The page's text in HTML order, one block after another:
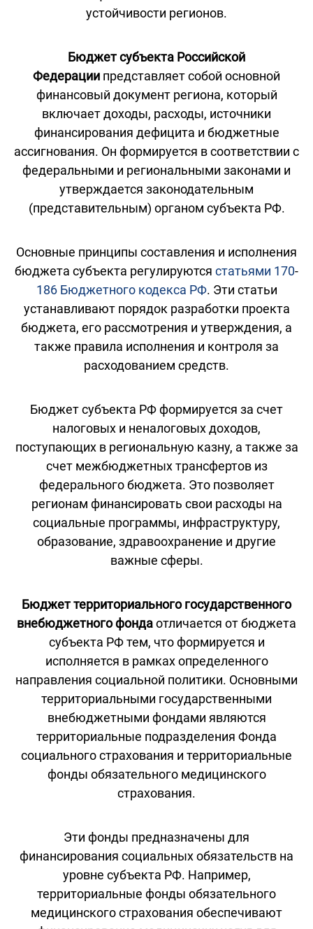
устойчивости регионов.
Бюджет субъекта Российской
Федерации представляет собой основной
финансовый документ региона, который
включает доходы, расходы, источники
финансирования дефицита и бюджетные
ассигнования. Он формируется в соответствии с
федеральными и региональными законами и
утверждается законодательным
(представительным) органом субъекта РФ.
Основные принципы составления и исполнения
бюджета субъекта регулируются статьями 170-
186 Бюджетного кодекса РФ. Эти статьи
устанавливают порядок разработки проекта
бюджета, его рассмотрения и утверждения, а
также правила исполнения и контроля за
расходованием средств.
Бюджет субъекта РФ формируется за счет
налоговых и неналоговых доходов,
поступающих в региональную казну, а также за
счет межбюджетных трансфертов из
федерального бюджета. Это позволяет
регионам финансировать свои расходы на
социальные программы, инфраструктуру,
образование, здравоохранение и другие
важные сферы.
Бюджет территориального государственного
внебюджетного фондаотличается от бюджета
субъекта РФ тем, что формируется и
исполняется в рамках определенного
направления социальной политики. Основными
территориальными государственными
внебюджетными фондами являются
территориальные подразделения Фонда
социального страхования и территориальные
фонды обязательного медицинского
страхования.
Эти фонды предназначены для
финансирования социальных обязательств на
уровне субъекта РФ. Например,
территориальные фонды обязательного
медицинского страхования обеспечивают